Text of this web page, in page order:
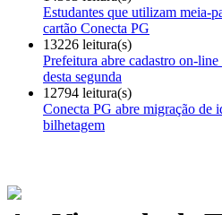
Estudantes que utilizam meia-
cartão Conecta PG
13226 leitura(s)
Prefeitura abre cadastro on-line
desta segunda
12794 leitura(s)
Conecta PG abre migração de
bilhetagem